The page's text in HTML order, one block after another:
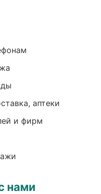
аптеки
и фирм
нами